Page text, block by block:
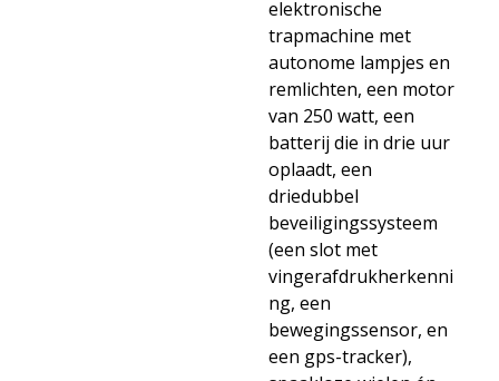
elektronische
trapmachine met
autonome lampjes en
remlichten, een motor
van 250 watt, een
batterij die in drie uur
oplaadt, een
driedubbel
beveiligingssysteem
(een slot met
vingerafdrukherkenni
ng, een
bewegingssensor, en
een gps-tracker),